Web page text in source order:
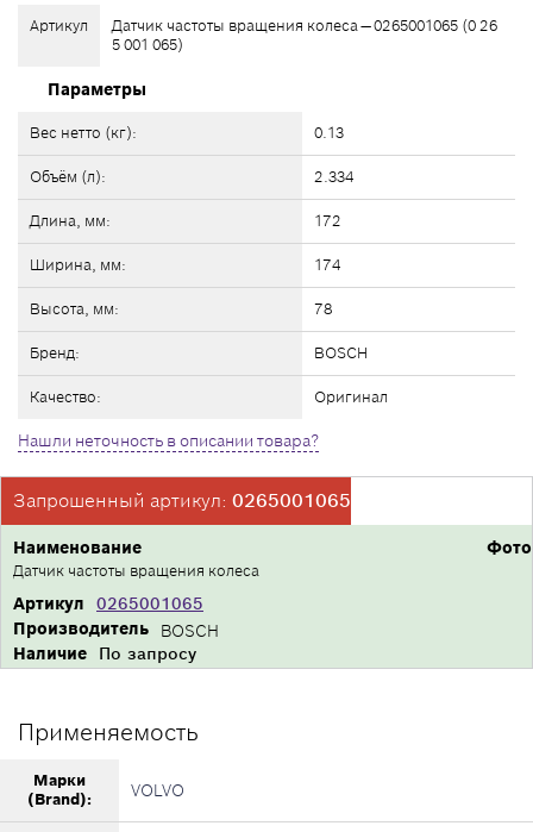
Артикул
Датчик частоты вращения колеса — 0265001065 (0 26
5 001 065)
Параметры
Вес нетто (кг): 0.13
Объём (л): 2.334
Длина, мм: 172
Ширина, мм: 174
Высота, мм: 78
Бренд: BOSCH
Качество: Оригинал
Нашли неточность в описании товара?
Запрошенный артикул: 0265001065
Фото
Производитель BOSCH
Артикул 0265001065
Наименование
Датчик частоты вращения колеса
Наличие По запросу
Применяемость
Марки
(Brand):
VOLVO